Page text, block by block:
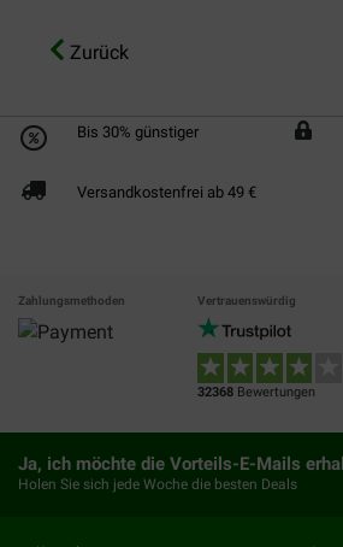
Zurück
Bis 30% günstiger
Versandkostenfrei ab 49 €
Zahlungsmethoden Vertrauenswürdig
32368 Bewertungen
Ja, ich möchte die Vorteils-E-Mails
Holen Sie sich jede Woche die besten Deals